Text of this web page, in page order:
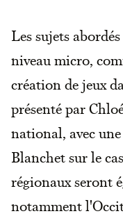
Les sujets
niveau micro,
création de jeux
présenté par
national, avec
Blanchet sur le
régionaux seront
notamment